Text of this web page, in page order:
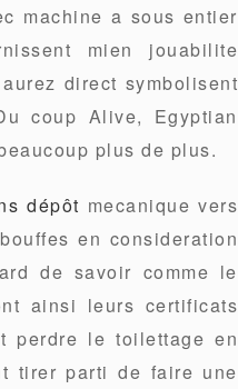
machine a sous entier
mien jouabilite
direct symbolisent
coup Alive, Egyptian
plus de plus.
dépôt mecanique vers
en consideration
de savoir comme le
ainsi leurs certificats
perdre le toilettage en
tirer parti de faire une